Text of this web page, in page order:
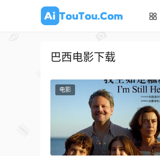
巴西电影下载
电影